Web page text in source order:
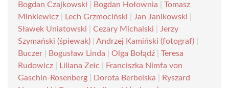
Bogdan Czajkowski
Bogdan Hołownia
Tomasz
Minkiewicz
Lech Grzmociński Jan Janikowski
Sławek Uniatowski
Cezary Michalski
Jerzy
Szymański (śpiewak)
Andrzej Kamiński (fotograf)
Buczer
Bogusław Linda Olga Bołądź
Teresa
Rudowicz
Liliana Zeic
Franciszka Nimfa von
Gaschin-Rosenberg
Dorota Berbelska
Ryszard